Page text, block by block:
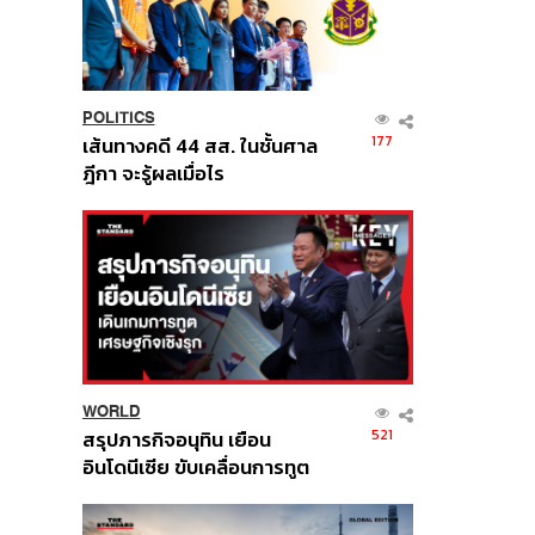
POLITICS
เส้นทางคดี 44 สส. ในชั้นศาล
ฎีกา จะรู้ผลเมื่อไร
177
WORLD
สรุปภารกิจอนุทิน เยือน
อินโดนีเซีย ขับเคลื่อนการทูต
ส่วนยุทธศาสตร์ไทย –
521